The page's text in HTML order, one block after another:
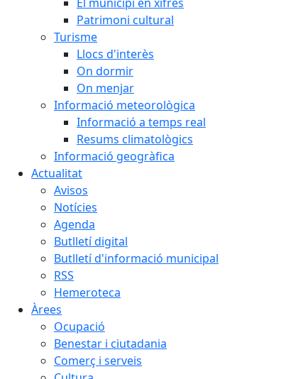
Patrimoni cultural
Turisme
Llocs d'interès
On dormir
On menjar
Informació meteorològica
Informació a temps real
Resums climatològics
Informació geogràfica
Actualitat
Avisos
Notícies
Agenda
Butlletí digital
Butlletí d'informació municipal
RSS
Hemeroteca
Àrees
Ocupació
Benestar i ciutadania
Comerç i serveis